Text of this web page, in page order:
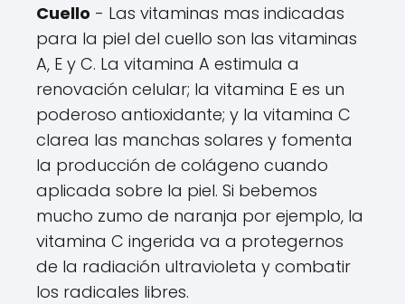
Cuello - Las vitaminas mas indicadas
para la piel del cuello son las vitaminas
A, E y C. La vitamina A estimula a
renovación celular; la vitamina E es un
poderoso antioxidante; y la vitamina C
clarea las manchas solares y fomenta
la producción de colágeno cuando
aplicada sobre la piel. Si bebemos
mucho zumo de naranja por ejemplo, la
vitamina C ingerida va a protegernos
de la radiación ultravioleta y combatir
los radicales libres.